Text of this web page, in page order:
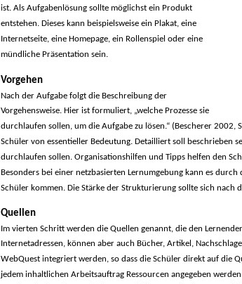
ist. Als Aufgabenlösung sollte möglichst ein Produkt
entstehen. Dieses kann beispielsweise ein Plakat, eine
Internetseite, eine Homepage, ein Rollenspiel oder eine
mündliche Präsentation sein.
Vorgehen
Nach der Aufgabe folgt die Beschreibung der
Vorgehensweise. Hier ist formuliert, „welche Prozesse sie
durchlaufen sollen, um die Aufgabe zu lösen.“ (Bescherer
Schüler von essentieller Bedeutung. Detailliert soll beschrieben
durchlaufen sollen. Organisationshilfen und Tipps helfen den
Besonders bei einer netzbasierten Lernumgebung kann es
Schüler kommen. Die Stärke der Strukturierung sollte sich
Quellen
Im vierten Schritt werden die Quellen genannt, die den
Internetadressen, können aber auch Bücher, Artikel,
WebQuest integriert werden, so dass die Schüler direkt auf die
jedem inhaltlichen Arbeitsauftrag Ressourcen angegeben